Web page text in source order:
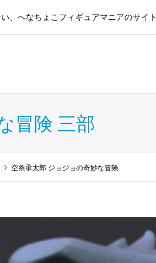
、へなちょこフィギュアマニアのサイト
冒険 三部
空条承太郎 ジョジョの奇妙な冒険